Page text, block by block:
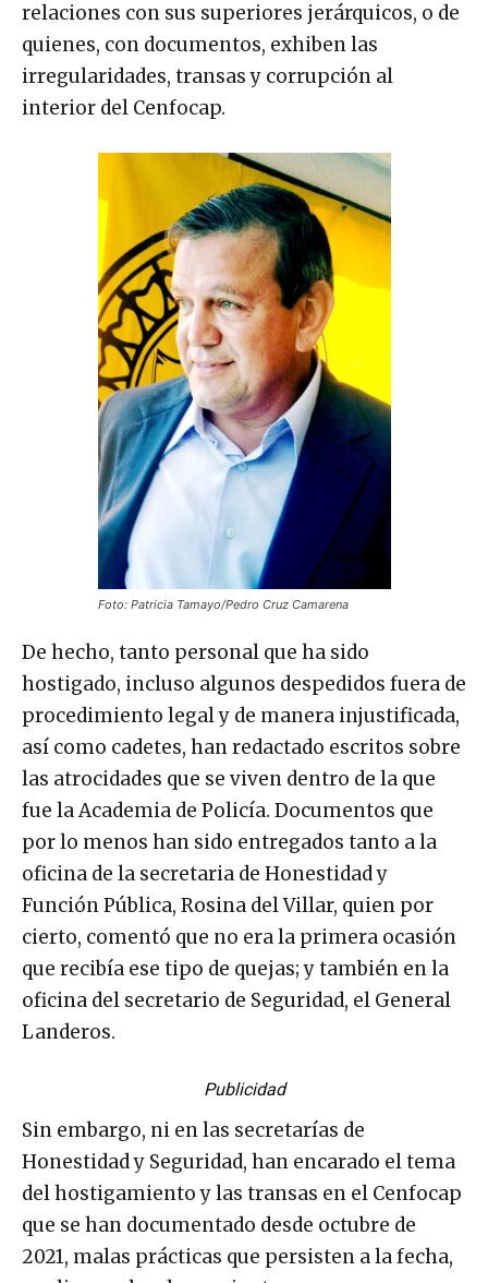
relaciones con sus superiores jerárquicos, o de
quienes, con documentos, exhiben las
irregularidades, transas y corrupción al
interior del Cenfocap.
Foto: Patricia Tamayo/Pedro Cruz Camarena
De hecho, tanto personal que ha sido
hostigado, incluso algunos despedidos fuera de
procedimiento legal y de manera injustificada,
así como cadetes, han redactado escritos sobre
las atrocidades que se viven dentro de la que
fue la Academia de Policía. Documentos que
por lo menos han sido entregados tanto a la
oficina de la secretaria de Honestidad y
Función Pública, Rosina del Villar, quien por
cierto, comentó que no era la primera ocasión
que recibía ese tipo de quejas; y también en la
oficina del secretario de Seguridad, el General
Landeros.
Publicidad
Sin embargo, ni en las secretarías de
Honestidad y Seguridad, han encarado el tema
del hostigamiento y las transas en el Cenfocap
que se han documentado desde octubre de
2021, malas prácticas que persisten a la fecha,